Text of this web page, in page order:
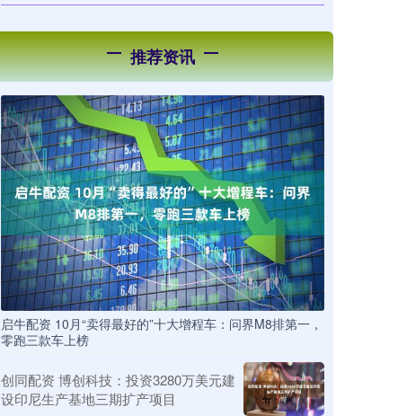
推荐资讯
启牛配资 10月“卖得最好的”十大增程车：问界M8排第一，
零跑三款车上榜
创同配资 博创科技：投资3280万美元建
设印尼生产基地三期扩产项目